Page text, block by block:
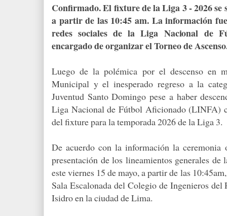
Confirmado. El fixture de la Liga 3 - 2026 se
a partir de las 10:45 am. La información
redes sociales de la Liga Nacional de
encargado de organizar el Torneo de
Luego de la polémica por el descenso en
Municipal y el inesperado regreso a la
Juventud Santo Domingo pese a haber
Liga Nacional de Fútbol Aficionado (LINFA)
del fixture para la temporada 2026 de la Liga 3.
De acuerdo con la información la
presentación de los lineamientos generales de
este viernes 15 de mayo, a partir de las
Sala Escalonada del Colegio de Ingenieros
Isidro en la ciudad de Lima.